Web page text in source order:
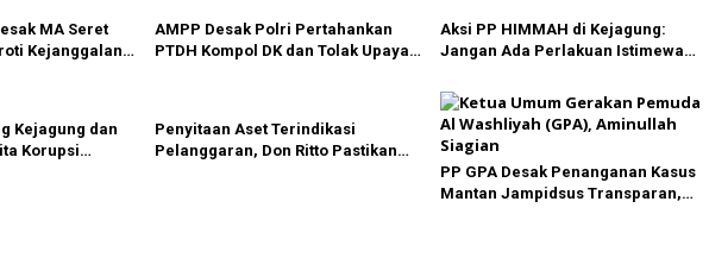
MA Seret
Kejanggalan
AMPP Desak Polri Pertahankan
PTDH Kompol DK dan Tolak Upaya
Aksi PP HIMMAH di Kejagung:
Jangan Ada Perlakuan Istimewa
Kejagung dan
Korupsi
Penyitaan Aset Terindikasi
Pelanggaran, Don Ritto Pastikan
PP GPA Desak Penanganan Kasus
Mantan Jampidsus Transparan,